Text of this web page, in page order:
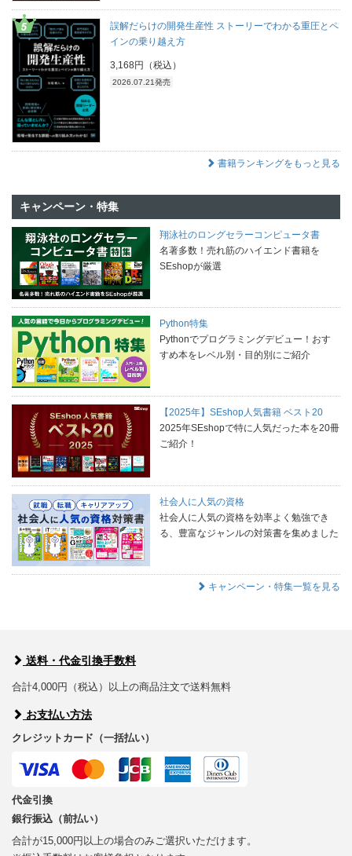
誤解だらけの開発生産性 ストーリーでわかる重圧とペ
インの乗り越え方
3,168円（税込）
2026.07.21発売
書籍ランキングをもっと見る
キャンペーン・特集
翔泳社のロングセラーコンピュータ書
名著多数！売れ筋のハイエンド書籍を
SEshopが厳選
Python特集
Pythonでプログラミングデビュー！おす
すめ本をレベル別・目的別にご紹介
【2025年】SEshop人気書籍 ベスト20
2025年SEshopで特に人気だった本を20冊
ご紹介！
社会人に人気の資格
社会人に人気の資格を効率よく勉強でき
る、豊富なジャンルの対策書を集めました
キャンペーン・特集一覧を見る
送料・代金引換手数料
合計4,000円（税込）以上の商品注文で送料無料
お支払い方法
クレジットカード（一括払い）
代金引換
銀行振込（前払い）
合計が15,000円以上の場合のみご選択いただけます。